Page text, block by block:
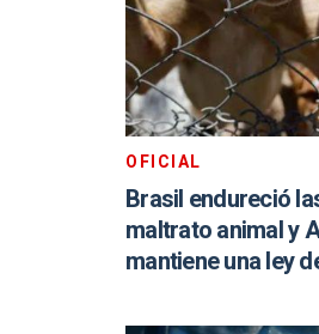
OFICIAL
Brasil endureció
maltrato animal y
mantiene una ley